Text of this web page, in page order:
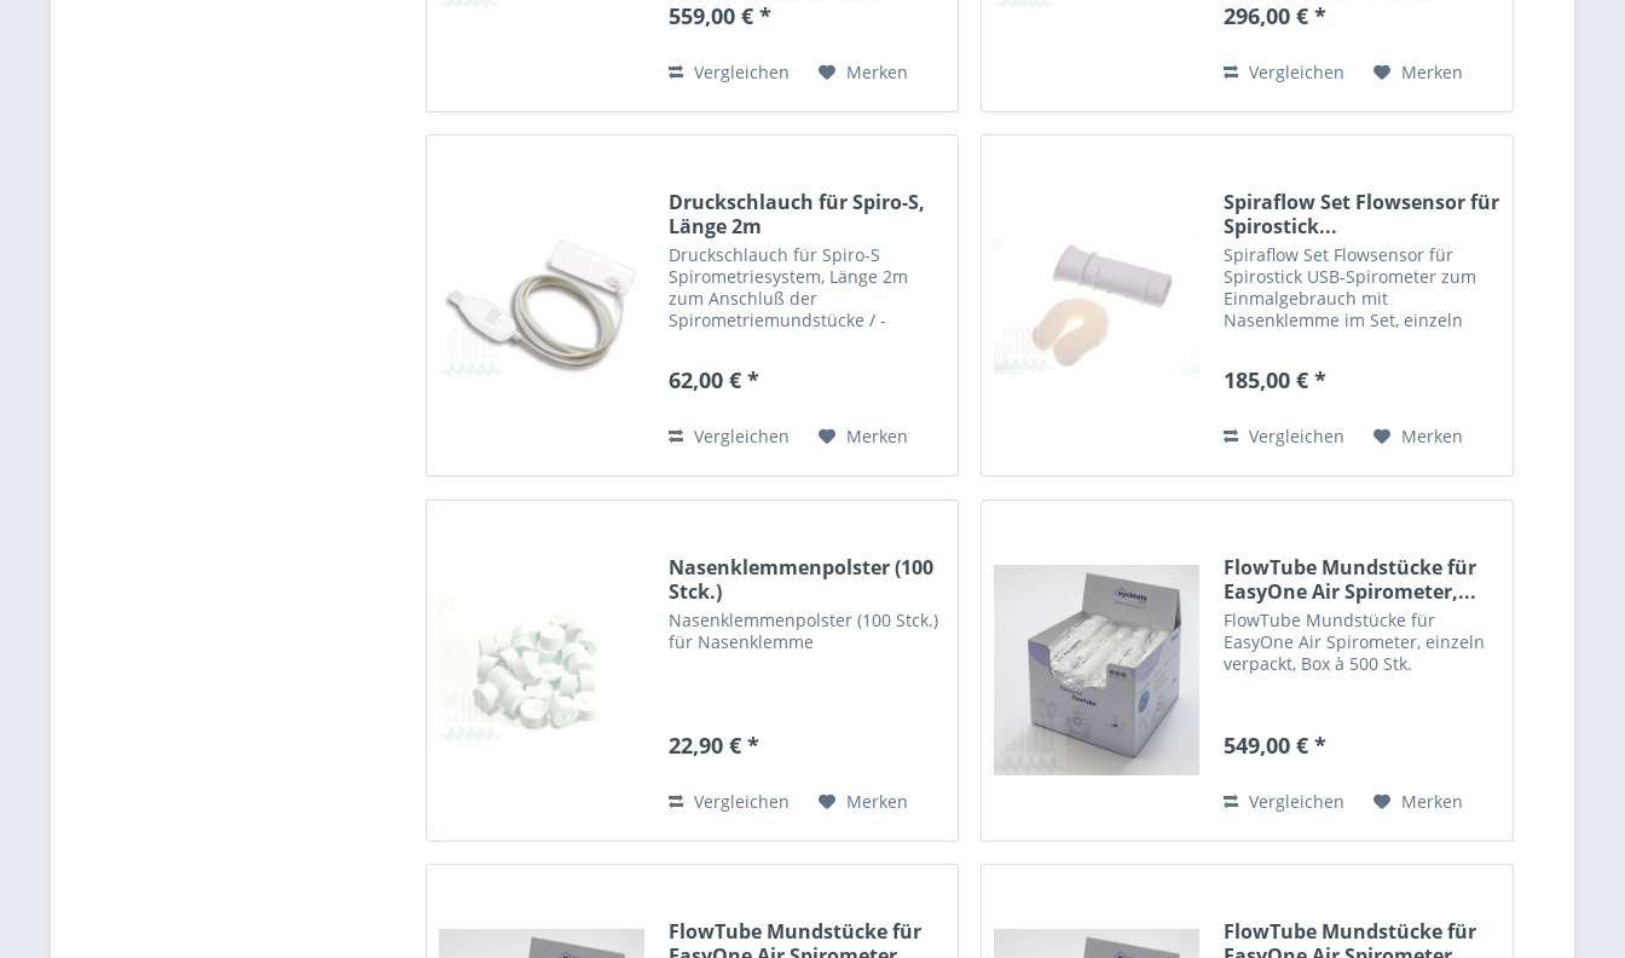
559,00 € *
Vergleichen Merken
296,00 € *
Vergleichen Merken
Druckschlauch für Spiro-S,
Länge 2m
Druckschlauch für Spiro-S
Spirometriesystem, Länge 2m
zum Anschluß der
Spirometriemundstücke / -
62,00 € *
Vergleichen Merken
Spiraflow Set Flowsensor für
Spirostick...
Spiraflow Set Flowsensor für
Spirostick USB-Spirometer zum
Einmalgebrauch mit
Nasenklemme im Set, einzeln
185,00 € *
Vergleichen Merken
Nasenklemmenpolster (100
Stck.)
Nasenklemmenpolster (100 Stck.)
für Nasenklemme
22,90 € *
Vergleichen Merken
FlowTube Mundstücke für
EasyOne Air Spirometer,...
FlowTube Mundstücke für
EasyOne Air Spirometer, einzeln
verpackt, Box à 500 Stk.
549,00 € *
Vergleichen Merken
FlowTube Mundstücke für
FlowTube Mundstücke für